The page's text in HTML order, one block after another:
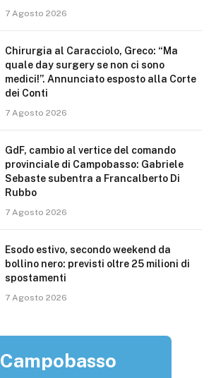
7 Agosto 2026
Chirurgia al Caracciolo, Greco: “Ma
quale day surgery se non ci sono
medici!”. Annunciato esposto alla Corte
dei Conti
7 Agosto 2026
GdF, cambio al vertice del comando
provinciale di Campobasso: Gabriele
Sebaste subentra a Francalberto Di
Rubbo
7 Agosto 2026
Esodo estivo, secondo weekend da
bollino nero: previsti oltre 25 milioni di
spostamenti
7 Agosto 2026
Campobasso